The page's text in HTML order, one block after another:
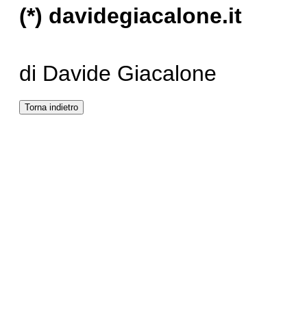
(*) davidegiacalone.it
di Davide Giacalone